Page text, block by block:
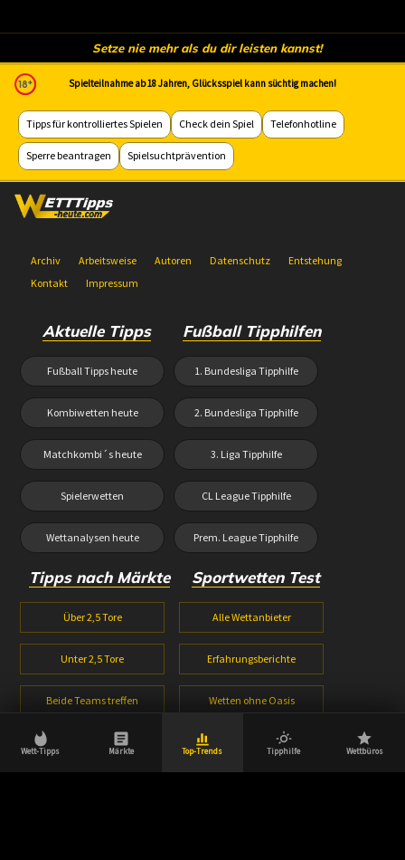
Wett-Tipps Märkte Top-Trends Tipphilfe Wettbüros
Setze nie mehr als du dir leisten kannst!
Spielteilnahme ab 18 Jahren, Glücksspiel kann süchtig machen!
Tipps für kontrolliertes Spielen Check dein Spiel Telefonhotline
Sperre beantragen Spielsuchtprävention
Archiv Arbeitsweise Autoren Datenschutz
Entstehung
Kontakt
Impressum
Aktuelle Tipps
Fußball Tipps heute
Kombiwetten heute
Matchkombi´s heute
Spielerwetten
Wettanalysen heute
Fußball Tipphilfen
1. Bundesliga Tipphilfe
2. Bundesliga Tipphilfe
3. Liga Tipphilfe
CL League Tipphilfe
Prem. League Tipphilfe
Tipps nach Märkte
Über 2,5 Tore
Unter 2,5 Tore
Beide Teams treffen
1X2 Wetten
Sportwetten Test
Alle Wettanbieter
Erfahrungsberichte
Wetten ohne Oasis
Wetten ohne Lugas